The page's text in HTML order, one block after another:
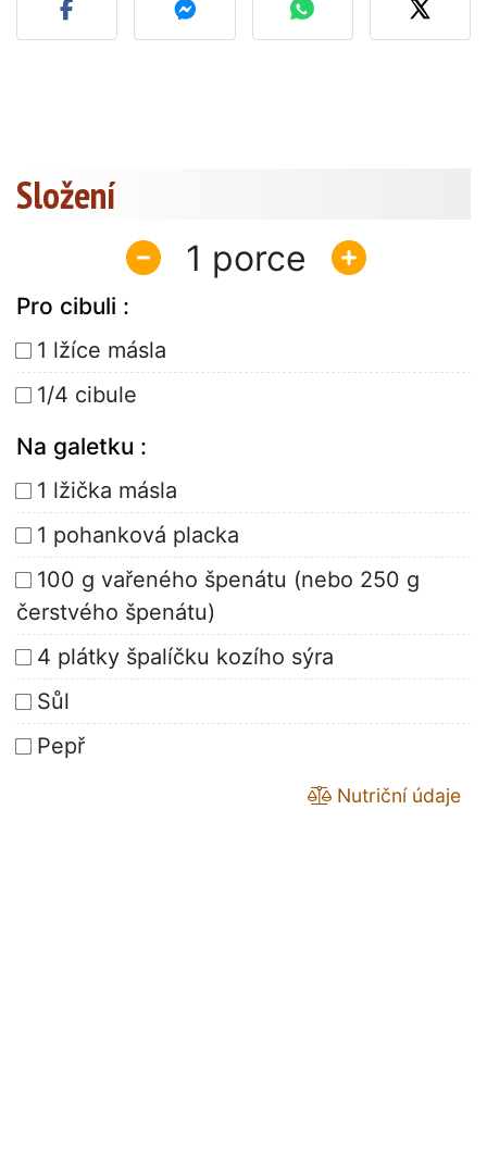
Složení
1
Pro cibuli :
1 lžíce másla
1/4 cibule
Na galetku :
1 lžička másla
1 pohanková placka
100 g vařeného špenátu (nebo 250 g
čerstvého špenátu)
4 plátky špalíčku kozího sýra
Sůl
Pepř
Nutriční údaje